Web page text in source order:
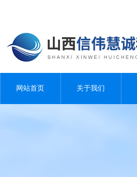
网站首页 关于我们